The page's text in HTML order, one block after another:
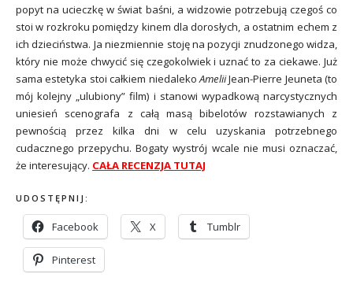
popyt na ucieczkę w świat baśni, a widzowie potrzebują czegoś co
stoi w rozkroku pomiędzy kinem dla dorosłych, a ostatnim echem z
ich dzieciństwa. Ja niezmiennie stoję na pozycji znudzonego widza,
który nie może chwycić się czegokolwiek i uznać to za ciekawe. Już
sama estetyka stoi całkiem niedalekoAmeliiJean-Pierre Jeuneta (to
mój kolejny „ulubiony” film) i stanowi wypadkową narcystycznych
uniesień scenografa z całą masą bibelotów rozstawianych z
pewnością przez kilka dni w celu uzyskania potrzebnego
cudacznego przepychu. Bogaty wystrój wcale nie musi oznaczać,
że interesujący. CAŁA RECENZJA TUTAJ
UDOSTĘPNIJ:
Facebook X Tumblr
Pinterest